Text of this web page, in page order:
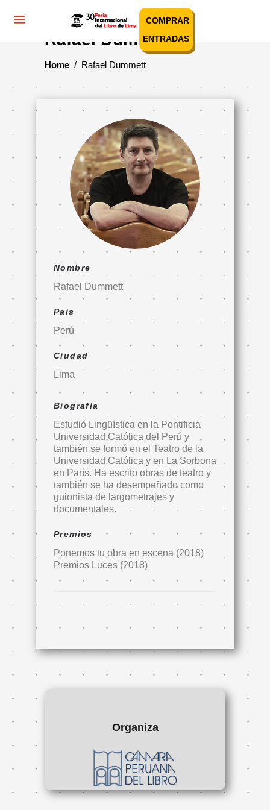
COMPRAR
ENTRADAS
Rafael Dummett
Home / Rafael Dummett
Nombre
Rafael Dummett
País
Perú
Ciudad
Lima
Biografía
Estudió Lingüística en la Pontificia
Universidad Católica del Perú y
también se formó en el Teatro de la
Universidad Católica y en La Sorbona
en París. Ha escrito obras de teatro y
también se ha desempeñado como
guionista de largometrajes y
documentales.
Premios
Ponemos tu obra en escena (2018)
Premios Luces (2018)
Organiza